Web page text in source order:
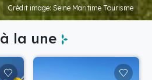
Crédit image: Seine Maritime Tourisme
à la une